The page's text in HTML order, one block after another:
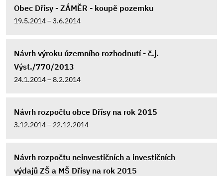
Obec Dřísy - ZÁMĚR - koupě pozemku
19.5.2014 – 3.6.2014
Návrh výroku územního rozhodnutí - č.j.
Výst./770/2013
24.1.2014 – 8.2.2014
Návrh rozpočtu obce Dřísy na rok 2015
3.12.2014 – 22.12.2014
Návrh rozpočtu neinvestičních a investičních
výdajů ZŠ a MŠ Dřísy na rok 2015